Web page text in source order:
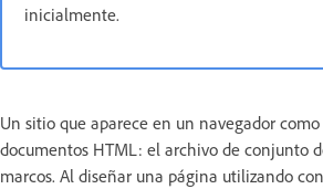
inicialmente.
Un sitio que aparece en un navegador
documentos HTML: el archivo de conjunto
marcos. Al diseñar una página utilizando